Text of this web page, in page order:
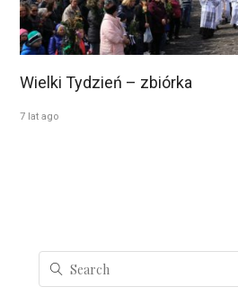
Wielki Tydzień – zbiórka
7 lat ago